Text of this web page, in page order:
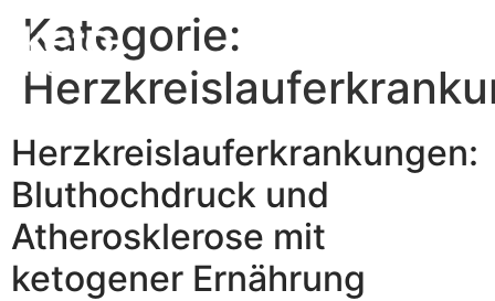
Kategorie:
Herzkreislauferkrankungen:
Bluthochdruck und
Atherosklerose mit
ketogener Ernährung